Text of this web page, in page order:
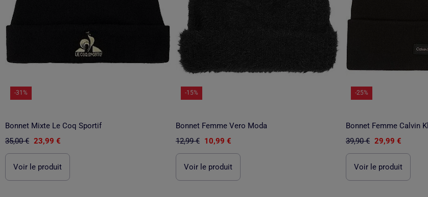
-31%
Bonnet Mixte Le Coq Sportif
35,00 € 23,99 €
Voir le produit
-15%
Bonnet Femme Vero Moda
12,99 € 10,99 €
Voir le produit
-25%
Bonnet Femme Calvin
39,90 € 29,99 €
Voir le produit